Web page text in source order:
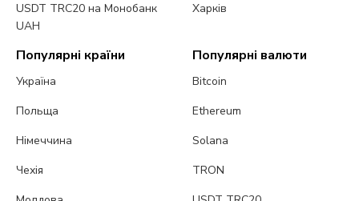
USDT TRC20 на Монобанк
UAH
Харків
Популярні країни
Україна
Польща
Німеччина
Чехія
Популярні валюти
Bitcoin
Ethereum
Solana
TRON